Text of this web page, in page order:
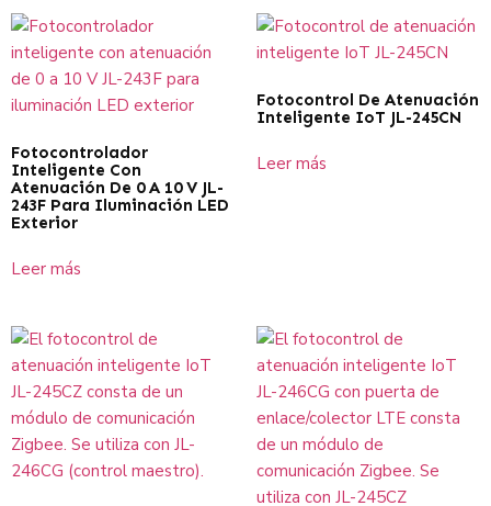
Fotocontrolador
Inteligente Con
Atenuación De 0 A 10 V JL-
243F Para Iluminación LED
Exterior
Leer más
Fotocontrol De Atenuación
Inteligente IoT JL-245CN
Leer más